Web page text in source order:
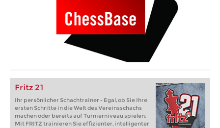
Fritz 21
Ihr persönlicher Schachtrainer - Egal, ob Sie Ihre
ersten Schritte in die Welt des Vereinsschachs
machen oder bereits auf Turnierniveau spielen:
Mit FRITZ trainieren Sie effizienter, intelligenter